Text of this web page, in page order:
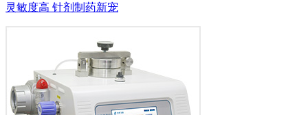
灵敏度高 针剂制药新宠